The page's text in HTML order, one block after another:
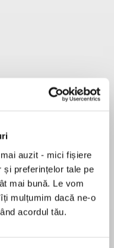
auzit - mici fișiere
preferințelor tale pe
mai bună. Le vom
mulțumim dacă ne-o
acordul tău.
Dickens,
Scrooge,
vizitat de
Jacob Marley,
calea pentru a
Crăciunului -